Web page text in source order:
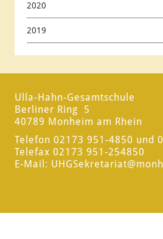
2020
2019
Ulla-Hahn-Gesamtschule
Berliner Ring 5
40789 Monheim am Rhein
Telefon 02173 951-4850 und
Telefax 02173 951-254850
E-Mail: UHGSekretariat